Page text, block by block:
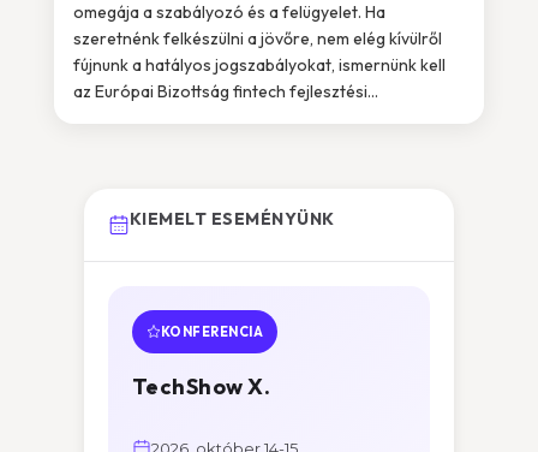
omegája a szabályozó és a felügyelet. Ha
szeretnénk felkészülni a jövőre, nem elég kívülről
fújnunk a hatályos jogszabályokat, ismernünk kell
az Európai Bizottság fintech fejlesztési...
KIEMELT ESEMÉNYÜNK
KONFERENCIA
TechShow X.